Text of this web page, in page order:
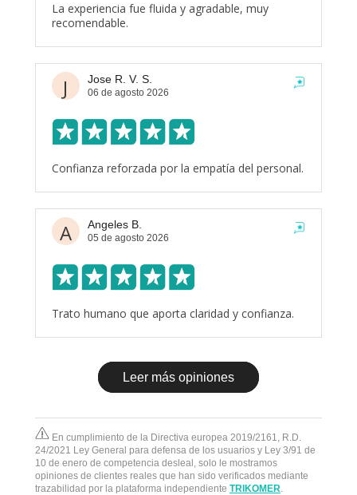
La experiencia fue fluida y agradable, muy
recomendable.
J Jose R. V. S.
06 de agosto 2026
Confianza reforzada por la empatía del personal.
A Angeles B.
05 de agosto 2026
Trato humano que aporta claridad y confianza.
Leer más opiniones
En cumplimiento de la Directiva europea 2019/2161, R.D.
24/2021 Ley General para defensa de los usuarios y Ley 3/91 de
10 de enero de competencia desleal, solo le mostramos
opiniones de clientes reales que han sido verificados mediante
trazabilidad por la plataforma independiente TRIKOMER